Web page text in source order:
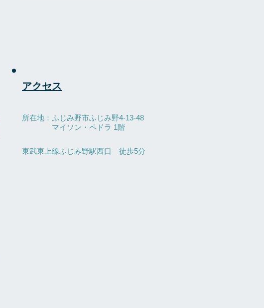
アクセス
所在地：ふじみ野市ふじみ野4-13-48
​ マイソン・ペドラ 1階
東武東上線ふじみ野駅西口 徒歩5分